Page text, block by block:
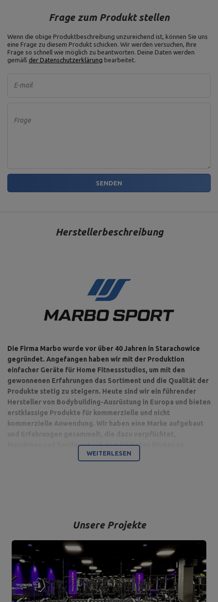
Frage zum Produkt stellen
Wenn die obige Produktbeschreibung unzureichend ist, können Sie uns
eine Frage zu diesem Produkt schicken. Wir werden versuchen, Ihre
Frage so schnell wie möglich zu beantworten. Deine Daten werden
gemäß der Datenschutzerklärung bearbeitet.
E-mail
Frage
SENDEN
Herstellerbeschreibung
Die Firma Marbo wurde vor über 40 Jahren in Starachowice
gegründet. Angefangen haben wir mit der Produktion
einfacher Geräte für Home Fitnessstudios, um mit den
gewonnenen Erfahrungen das Sortiment und die Qualität der
Produkte stetig zu steigern. Heute sind wir ein führender
Hersteller von Bodybuilding-Ausrüstung in Europa und bieten
erstklassige Produkte für kommerzielle und nicht
kommerzielle Anwendung. Wir haben eine Marke aufgebaut
Maschinen und Sortiment auf dem höchsten Niveau zu
Starachowice in der Woiwodschaft Świętokrzyskie. Hier befinden
sich unsere Büroräume und die Produktions- und Lagerhallen. Von
hier aus werden alle Formen des Online-Verkaufs und der Kontakt
mit unseren Kunden gesteuert. Von hier aus werden auch unsere
Produkte für einzelne Empfänger und Partnergeschäfte geschickt.
Das Herz unseres Unternehmens liegt in Starachowice und das ist
WEITERLESEN
Unsere Projekte